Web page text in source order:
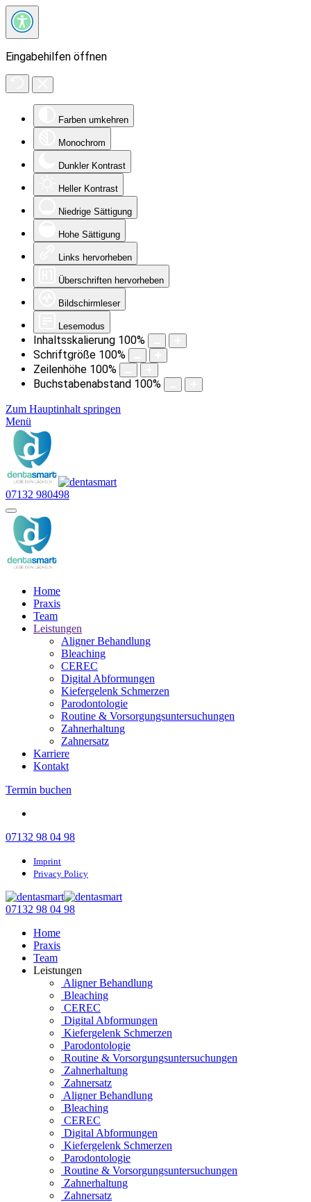
Eingabehilfen öffnen
Farben umkehren
Monochrom
Dunkler Kontrast
Heller Kontrast
Niedrige Sättigung
Hohe Sättigung
Links hervorheben
Überschriften hervorheben
Bildschirmleser
Lesemodus
Inhaltsskalierung 100%
Schriftgröße 100%
Zeilenhöhe 100%
Buchstabenabstand 100%
Zum Hauptinhalt springen
Menü
07132 980498
Home
Praxis
Team
Leistungen
Aligner Behandlung
Bleaching
CEREC
Digital Abformungen
Kiefergelenk Schmerzen
Parodontologie
Routine & Vorsorgungsuntersuchungen
Zahnerhaltung
Zahnersatz
Karriere
Kontakt
Termin buchen
07132 98 04 98
Imprint
Privacy Policy
07132 98 04 98
Home
Praxis
Team
Leistungen
Aligner Behandlung
Bleaching
CEREC
Digital Abformungen
Kiefergelenk Schmerzen
Parodontologie
Routine & Vorsorgungsuntersuchungen
Zahnerhaltung
Zahnersatz
Aligner Behandlung
Bleaching
CEREC
Digital Abformungen
Kiefergelenk Schmerzen
Parodontologie
Routine & Vorsorgungsuntersuchungen
Zahnerhaltung
Zahnersatz